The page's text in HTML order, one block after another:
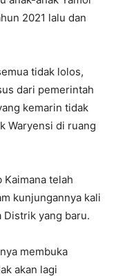
2021 lalu dan
tidak lolos,
dari pemerintah
kemarin tidak
Waryensi di ruang
Kaimana telah
kunjungannya kali
Distrik yang baru.
membuka
akan lagi